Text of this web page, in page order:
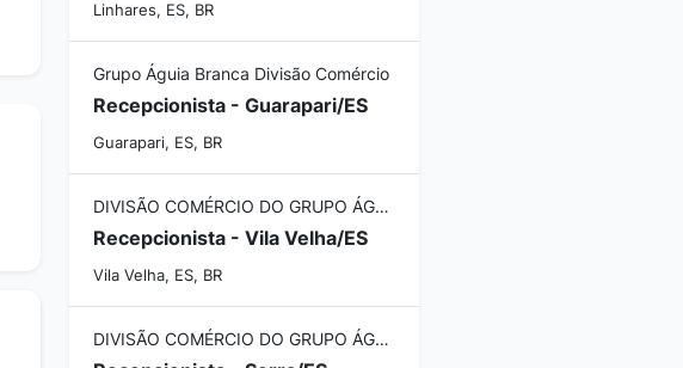
Linhares, ES, BR
Grupo Águia Branca Divisão Comércio
Recepcionista - Guarapari/ES
Guarapari, ES, BR
DIVISÃO COMÉRCIO DO GRUPO ÁGUIA BRANCA
Recepcionista - Vila Velha/ES
Vila Velha, ES, BR
DIVISÃO COMÉRCIO DO GRUPO ÁGUIA BRANCA